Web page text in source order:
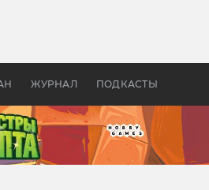
ЖУРНАЛ ПОДКАСТЫ
бы «Властелина колец»